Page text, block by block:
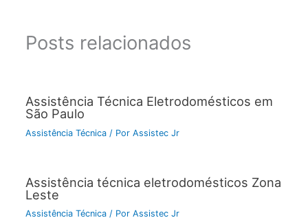
Posts relacionados
Assistência Técnica Eletrodomésticos em
São Paulo
Assistência Técnica/ Por Assistec Jr
Assistência técnica eletrodomésticos Zona
Leste
Assistência Técnica/ Por Assistec Jr